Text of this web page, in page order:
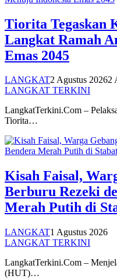
Tiorita Tegaskan
Langkat Ramah
Emas 2045
LANGKAT2 Agustus 20262
LANGKAT TERKINI
LangkatTerkini.Com –
Tiorita…
Kisah Faisal,
Berburu Rezeki
Merah Putih di
LANGKAT1 Agustus 2026
LANGKAT TERKINI
LangkatTerkini.Com –
(HUT)…